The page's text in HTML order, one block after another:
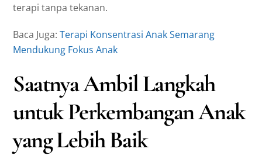
terapi tanpa tekanan.
Baca Juga:Terapi Konsentrasi Anak Semarang
Mendukung Fokus Anak
Saatnya Ambil Langkah
untuk Perkembangan Anak
yang Lebih Baik